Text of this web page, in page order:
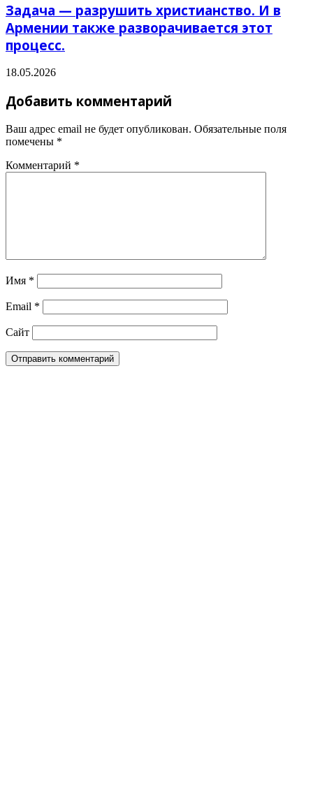
Задача — разрушить христианство. И в
Армении также разворачивается этот
процесс.
18.05.2026
Добавить комментарий
Ваш адрес email не будет опубликован. Обязательные поля
помечены *
Комментарий *
Имя *
Email *
Сайт